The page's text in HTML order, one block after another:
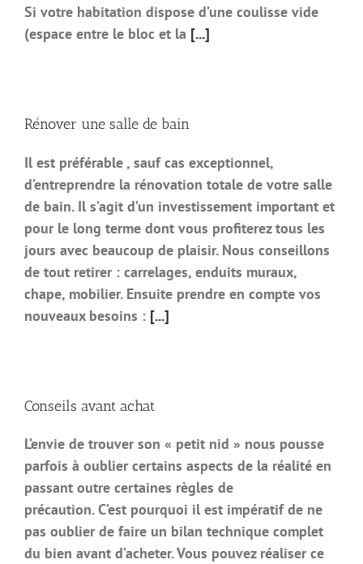
Si votre habitation dispose d’une coulisse vide
(espace entre le bloc et la [...]
Rénover une salle de bain
Il est préférable , sauf cas exceptionnel,
d’entreprendre la rénovation totale de votre salle
de bain. Il s’agit d’un investissement important et
pour le long terme dont vous profiterez tous les
jours avec beaucoup de plaisir. Nous conseillons
de tout retirer : carrelages, enduits muraux,
chape, mobilier. Ensuite prendre en compte vos
nouveaux besoins : [...]
Conseils avant achat
L’envie de trouver son « petit nid » nous pousse
parfois à oublier certains aspects de la réalité en
passant outre certaines règles de
précaution. C’est pourquoi il est impératif de ne
pas oublier de faire un bilan technique complet
du bien avant d’acheter. Vous pouvez réaliser ce